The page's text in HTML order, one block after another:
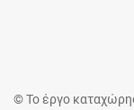
© Το έργο